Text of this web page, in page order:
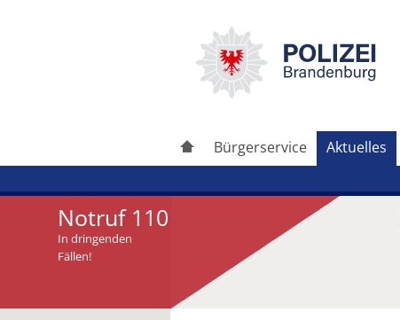
Bürgerservice Aktuelles
Notruf 110
In dringenden
Fällen!